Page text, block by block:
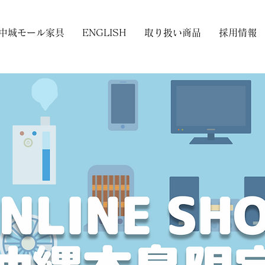
城モール家具 ENGLISH 取り扱い商品 採用情報